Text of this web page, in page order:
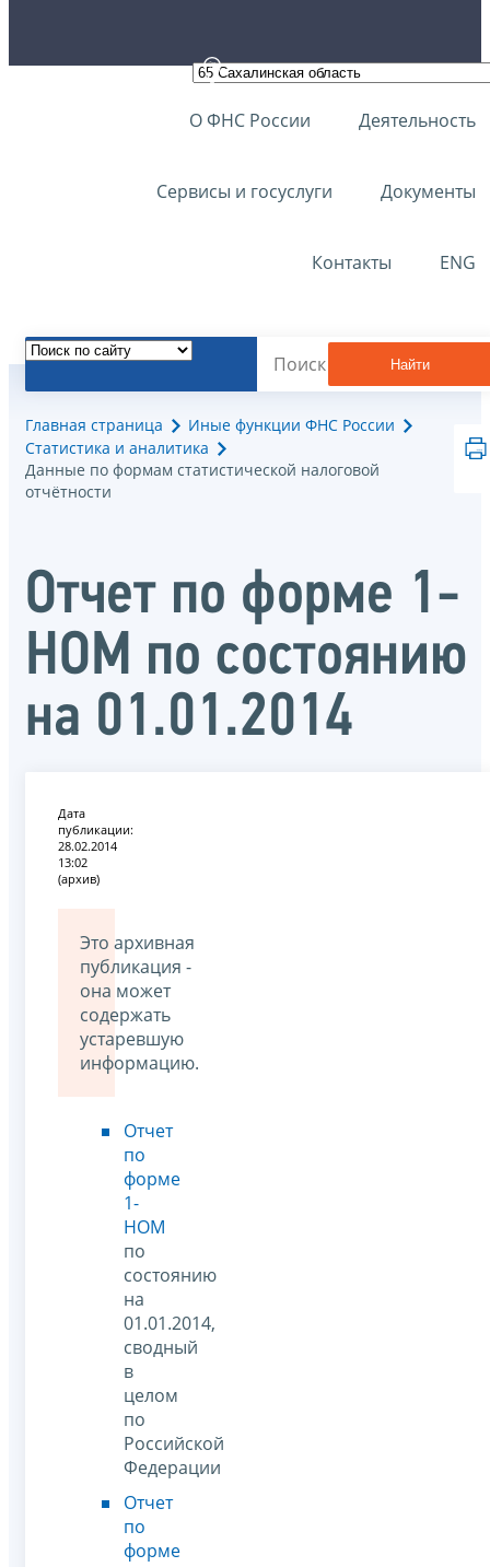
О ФНС России Деятельность
Сервисы и госуслуги Документы
Контакты ENG
Найти
Главная страница
Иные функции ФНС России
Статистика и аналитика
Данные по формам статистической налоговой
отчётности
Отчет по форме 1-
НОМ по состоянию
на 01.01.2014
Дата
публикации:
28.02.2014
13:02
(архив)
Это архивная
публикация -
она может
содержать
устаревшую
информацию.
Отчет
по
форме
1-
НОМ
по
состоянию
на
01.01.2014,
сводный
в
целом
по
Российской
Федерации
Отчет
по
форме